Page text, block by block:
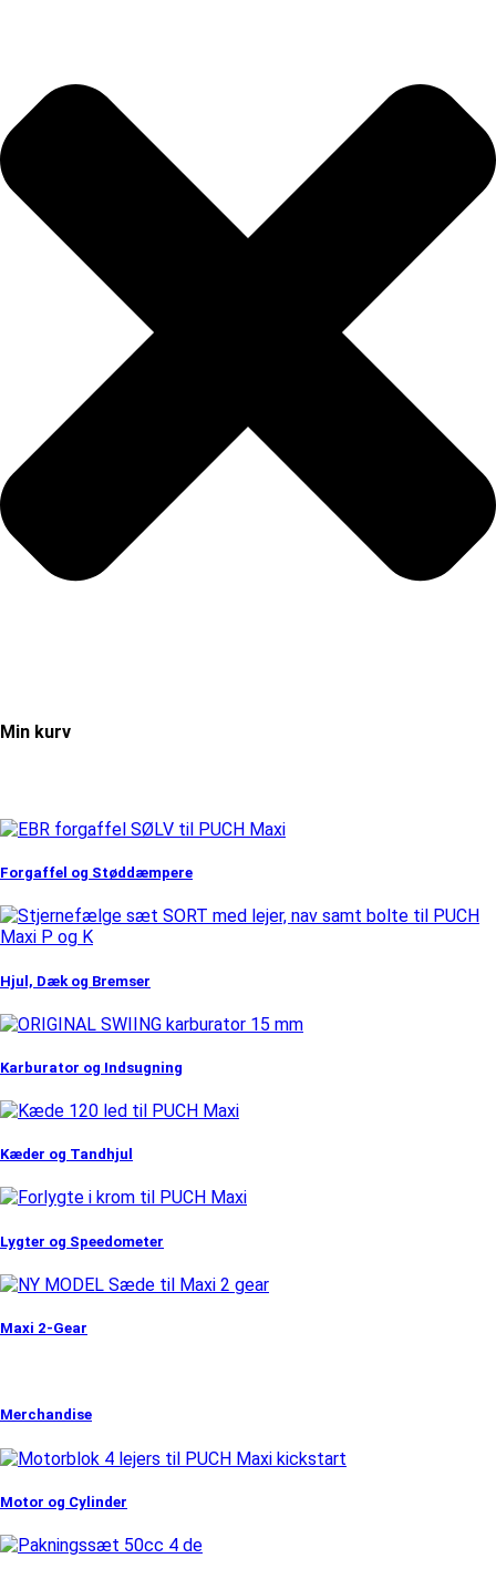
Min kurv
Forgaffel og Støddæmpere
Hjul, Dæk og Bremser
Karburator og Indsugning
Kæder og Tandhjul
Lygter og Speedometer
Maxi 2-Gear
Merchandise
Motor og Cylinder